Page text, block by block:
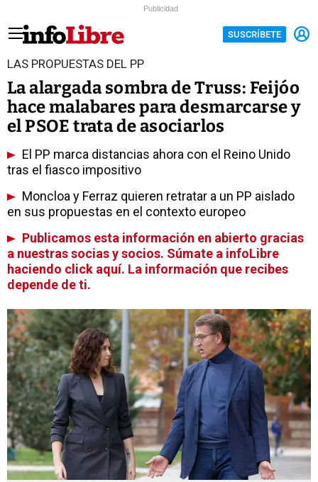
Publicidad
SUSCRÍBETE
LAS PROPUESTAS DEL PP
La alargada sombra de Truss: Feijóo
hace malabares para desmarcarse y
el PSOE trata de asociarlos
El PP marca distancias ahora con el Reino Unido
tras el fiasco impositivo
Moncloa y Ferraz quieren retratar a un PP aislado
en sus propuestas en el contexto europeo
Publicamos esta información en abierto gracias
a nuestras socias y socios. Súmate a infoLibre
haciendo click aquí. La información que recibes
depende de ti.